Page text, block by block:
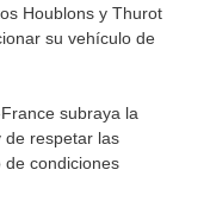
Houblons y Thurot
su vehículo de
subraya la
de respetar las
de condiciones